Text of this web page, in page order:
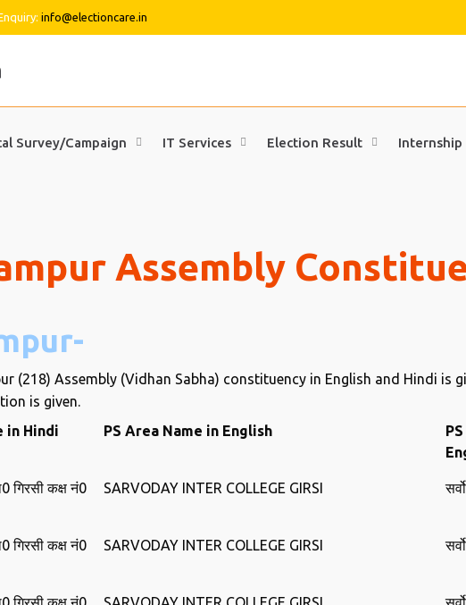
info@electioncare.in
Survey/Campaign IT Services Election Result Internship
Assembly
Assembly (Vidhan Sabha) constituency in English and Hindi is
is given.
in Hindi PS Area Name in English
गि‍रसी कक्ष नं0
SARVODAY INTER COLLEGE GIRSI
गि‍रसी कक्ष नं0
SARVODAY INTER COLLEGE GIRSI